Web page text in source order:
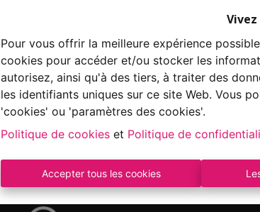
Pour vous offrir la meilleure expérience
cookies pour accéder et/ou stocker les
autorisez, ainsi qu'à des tiers, à traiter des
les identifiants uniques sur ce site Web. Vous
'cookies' ou 'paramètres des cookies'.
Politique de cookies et Politique de
Accepter tous les cookies